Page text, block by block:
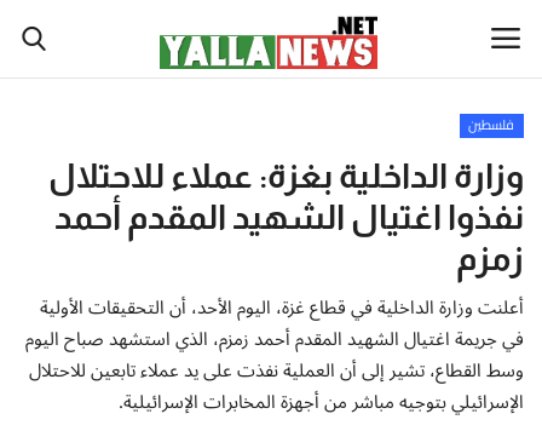
أخبار العالم
أخبار الوطن العربي
سياسة واقتصاد
رياضة
ثقافة وفن
فلسطين
وزارة الداخلية بغزة: عملاء للاحتلال
نفذوا اغتيال الشهيد المقدم أحمد
زمزم
أعلنت وزارة الداخلية في قطاع غزة، اليوم الأحد، أن التحقيقات الأولية
في جريمة اغتيال الشهيد المقدم أحمد زمزم، الذي استشهد صباح اليوم
وسط القطاع، تشير إلى أن العملية نفذت على يد عملاء تابعين للاحتلال
الإسرائيلي بتوجيه مباشر من أجهزة المخابرات الإسرائيلية.